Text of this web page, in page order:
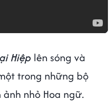
Hiệp lên sóng và
trong những bộ
nhỏ Hoa ngữ.